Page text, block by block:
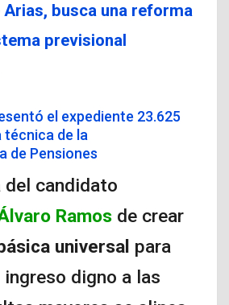
busca una reforma
previsional
el expediente 23.625
técnica de la
de Pensiones
del candidato
Ramos de crear
universal para
digno a las